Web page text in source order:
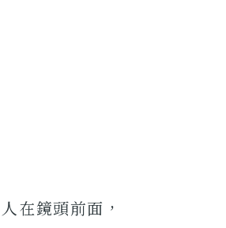
在鏡頭前面，